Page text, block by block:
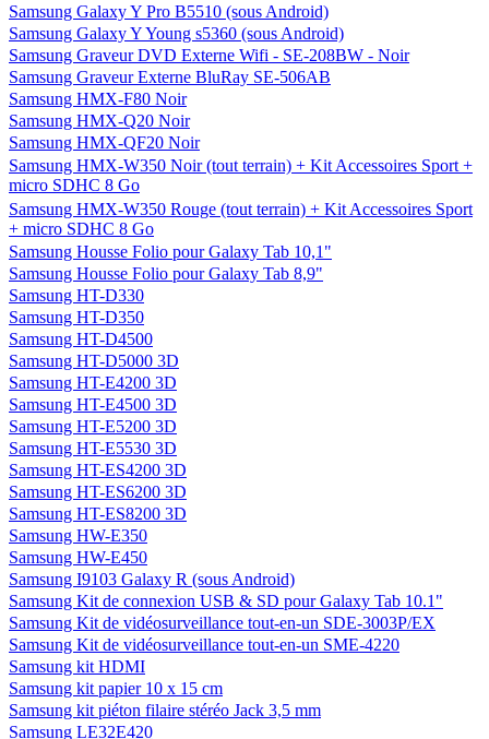
Samsung Galaxy Y Pro B5510 (sous Android)
Samsung Galaxy Y Young s5360 (sous Android)
Samsung Graveur DVD Externe Wifi - SE-208BW - Noir
Samsung Graveur Externe BluRay SE-506AB
Samsung HMX-F80 Noir
Samsung HMX-Q20 Noir
Samsung HMX-QF20 Noir
Samsung HMX-W350 Noir (tout terrain) + Kit Accessoires Sport +
micro SDHC 8 Go
Samsung HMX-W350 Rouge (tout terrain) + Kit Accessoires Sport
+ micro SDHC 8 Go
Samsung Housse Folio pour Galaxy Tab 10,1"
Samsung Housse Folio pour Galaxy Tab 8,9"
Samsung HT-D330
Samsung HT-D350
Samsung HT-D4500
Samsung HT-D5000 3D
Samsung HT-E4200 3D
Samsung HT-E4500 3D
Samsung HT-E5200 3D
Samsung HT-E5530 3D
Samsung HT-ES4200 3D
Samsung HT-ES6200 3D
Samsung HT-ES8200 3D
Samsung HW-E350
Samsung HW-E450
Samsung I9103 Galaxy R (sous Android)
Samsung Kit de connexion USB & SD pour Galaxy Tab 10.1"
Samsung Kit de vidéosurveillance tout-en-un SDE-3003P/EX
Samsung Kit de vidéosurveillance tout-en-un SME-4220
Samsung kit HDMI
Samsung kit papier 10 x 15 cm
Samsung kit piéton filaire stéréo Jack 3,5 mm
Samsung LE32E420